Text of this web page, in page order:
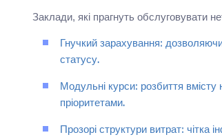
Заклади, які прагнуть обслуговувати
Гнучкий зарахування:
статусу.
Модульні курси: розбиття вмісту
пріоритетами.
Прозорі структури витрат: чітка